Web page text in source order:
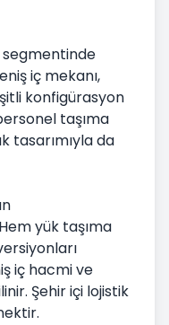
segmentinde
iç mekanı,
konfigürasyon
taşıma
tasarımıyla da
yük taşıma
iç hacmi ve
Şehir içi lojistik